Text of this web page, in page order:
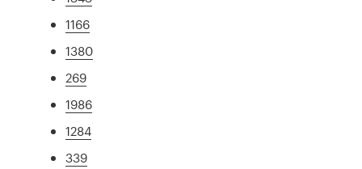
1166
1380
269
1986
1284
339